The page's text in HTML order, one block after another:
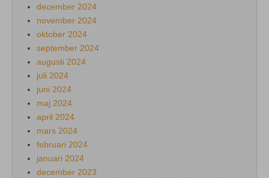
december 2024
november 2024
oktober 2024
september 2024
augusti 2024
juli 2024
juni 2024
maj 2024
april 2024
mars 2024
februari 2024
januari 2024
december 2023